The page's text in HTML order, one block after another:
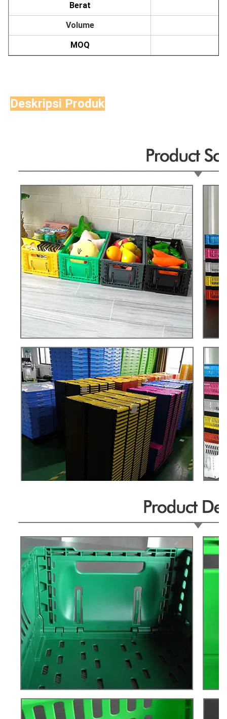
Berat
Volume
MOQ
Deskripsi Produk